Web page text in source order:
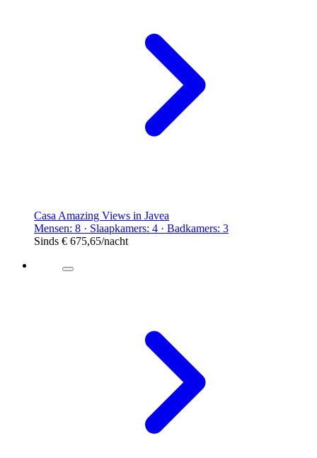
Casa Amazing Views in Javea
Mensen: 8 · Slaapkamers: 4 · Badkamers: 3
Sinds € 675,65/nacht